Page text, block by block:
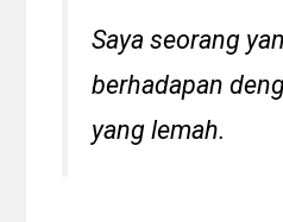
Saya seorang
berhadapan
yang lemah.